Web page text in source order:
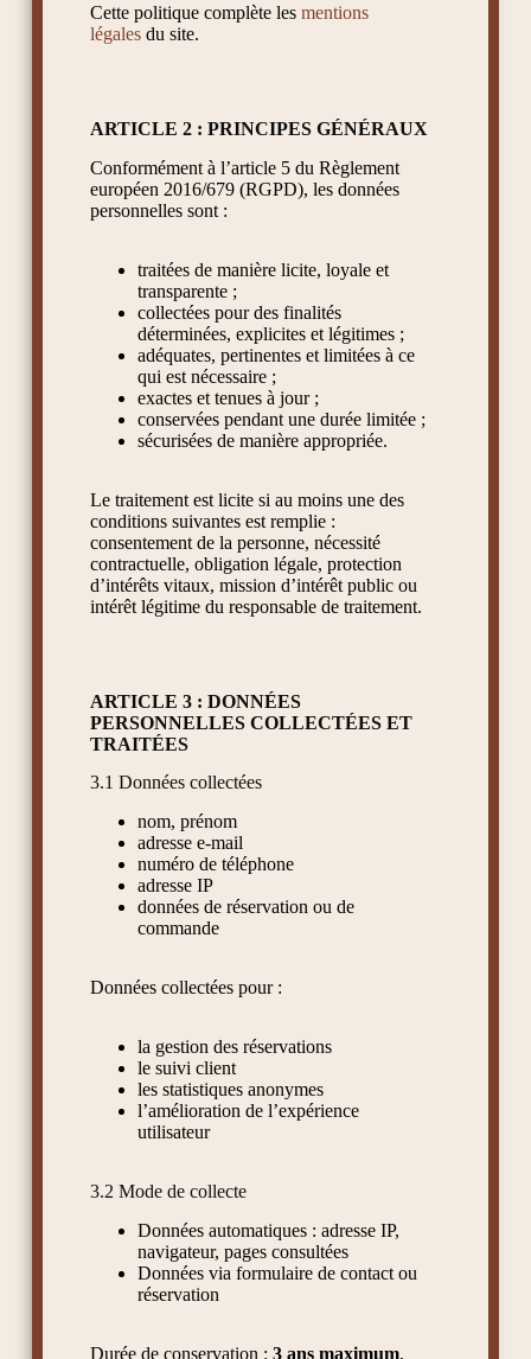
Cette politique complète les mentions
légalesdu site.
ARTICLE 2 : PRINCIPES GÉNÉRAUX
Conformément à l’article 5 du Règlement
européen 2016/679 (RGPD), les données
personnelles sont :
traitées de manière licite, loyale et
transparente ;
collectées pour des finalités
déterminées, explicites et légitimes ;
adéquates, pertinentes et limitées à ce
qui est nécessaire ;
exactes et tenues à jour ;
conservées pendant une durée limitée ;
sécurisées de manière appropriée.
Le traitement est licite si au moins une des
conditions suivantes est remplie :
consentement de la personne, nécessité
contractuelle, obligation légale, protection
d’intérêts vitaux, mission d’intérêt public ou
intérêt légitime du responsable de traitement.
ARTICLE 3 : DONNÉES
PERSONNELLES COLLECTÉES ET
TRAITÉES
3.1 Données collectées
nom, prénom
adresse e-mail
numéro de téléphone
adresse IP
données de réservation ou de
commande
Données collectées pour :
la gestion des réservations
le suivi client
les statistiques anonymes
l’amélioration de l’expérience
utilisateur
3.2 Mode de collecte
Données automatiques : adresse IP,
navigateur, pages consultées
Données via formulaire de contact ou
réservation
Durée de conservation : 3 ans maximum,